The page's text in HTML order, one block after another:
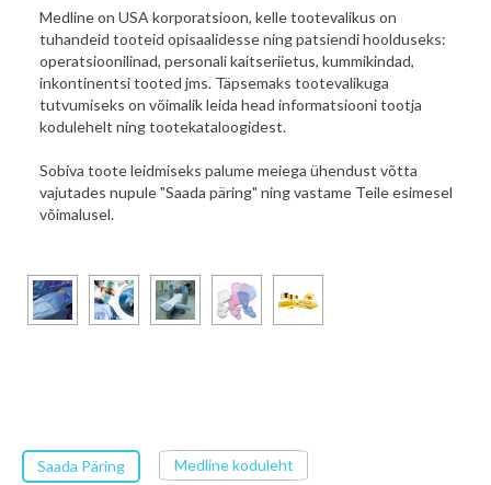
Medline on USA korporatsioon, kelle tootevalikus on
tuhandeid tooteid opisaalidesse ning patsiendi hoolduseks:
operatsioonilinad, personali kaitseriietus, kummikindad,
inkontinentsi tooted jms. Täpsemaks tootevalikuga
tutvumiseks on võimalik leida head informatsiooni tootja
kodulehelt ning tootekataloogidest.
Sobiva toote leidmiseks palume meiega ühendust võtta
vajutades nupule "Saada päring" ning vastame Teile esimesel
võimalusel.
Saada Päring Medline koduleht